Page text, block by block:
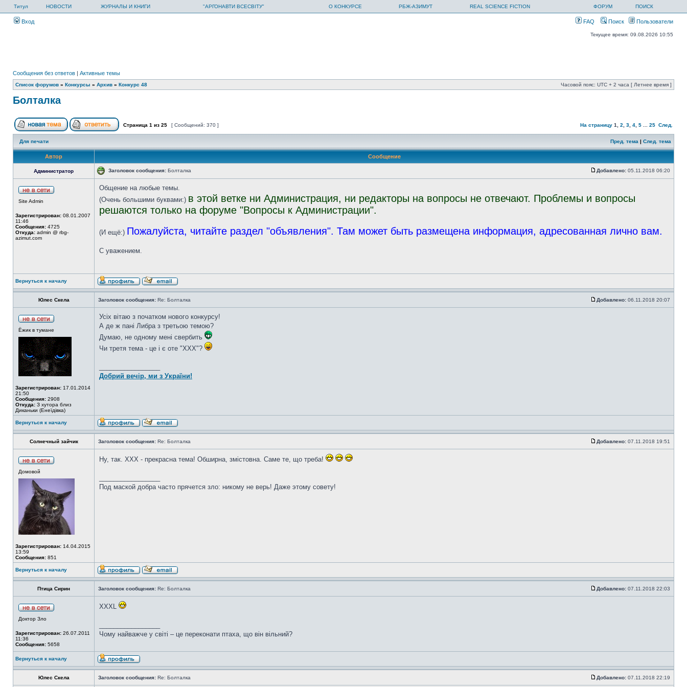
Титул НОВОСТИ ЖУРНАЛЫ И КНИГИ "АРГОНАВТИ ВСЕСВІТУ" О КОНКУРСЕ РБЖ-АЗИМУТ REAL SCIENCE FICTION ФОРУМ ПОИСК
Вход FAQ Поиск Пользователи
Текущее время: 09.08.2026 10:55
Сообщения без ответов | Активные темы
Список форумов » Конкурсы » Архив » Конкурс 48 Часовой пояс: UTC + 2 часа [ Летнее время ]
Болталка
Страница 1 из 25 [ Сообщений: 370 ] На страницу 1 2 3 4 5 25 След.
Для печати Пред. тема | След. тема
Автор Сообщение
Администратор Заголовок сообщения: Болталка Добавлено: 05.11.2018 06:20
Site Admin
Зарегистрирован: 08.01.2007
11:46
Сообщения: 4725
Откуда: admin @ rbg-
azimut.com
Общение на любые темы.
(Очень большими буквами:) в этой ветке ни Администрация, ни редакторы на вопросы не отвечают. Проблемы и вопросы
решаются только на форуме "Вопросы к Администрации".
(И ещё:) Пожалуйста, читайте раздел "объявления". Там может быть размещена информация, адресованная лично вам.
С уважением.
Вернуться к началу
Юлес Скела Заголовок сообщения: Re: Болталка Добавлено: 06.11.2018 20:07
Ёжик в тумане
Зарегистрирован: 17.01.2014
21:50
Сообщения: 2908
Откуда: З хутора близ
Диканьки (Енеїдівка)
Усіх вітаю з початком нового конкурсу!
А де ж пані Либра з третьою темою?
Думаю, не одному мені свербить
Чи третя тема - це і є оте "ХХХ"?
Добрий вечір, ми з України!
Вернуться к началу
Солнечный зайчик Заголовок сообщения: Re: Болталка Добавлено: 07.11.2018 19:51
Домовой
Зарегистрирован: 14.04.2015
13:59
Сообщения: 851
Ну, так. ХХХ - прекрасна тема! Обширна, змістовна. Саме те, що треба!
Под маской добра часто прячется зло: никому не верь! Даже этому совету!
Вернуться к началу
Птица Сирин Заголовок сообщения: Re: Болталка Добавлено: 07.11.2018 22:03
Доктор Зло
Зарегистрирован: 26.07.2011
11:36
Сообщения: 5658
ХХХL
Чому найважче у світі – це переконати птаха, що він вільний?
Вернуться к началу
Юлес Скела Заголовок сообщения: Re: Болталка Добавлено: 07.11.2018 22:19